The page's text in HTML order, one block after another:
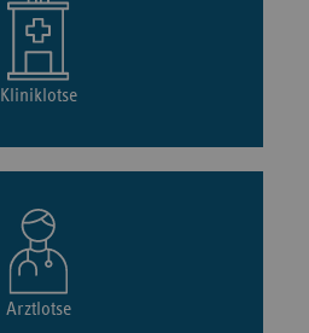
Kliniklotse
Arztlotse